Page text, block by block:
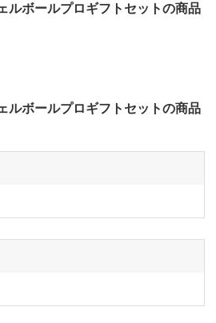
ボールプロギフトセットの商品
ボールプロギフトセットの商品